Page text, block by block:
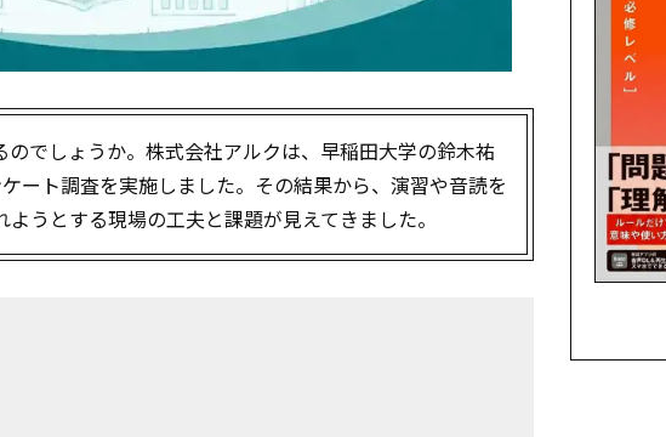
でしょうか。株式会社アルクは、早稲田大学の鈴木祐
ート調査を実施しました。その結果から、演習や音読を
うとする現場の工夫と課題が見えてきました。